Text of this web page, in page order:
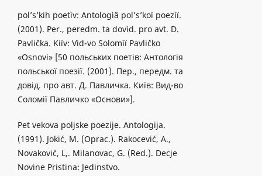
pol’s’kih poetìv: Antologìâ pol’s’koï poezìï.
(2001). Per., peredm. ta dovìd. pro avt. D.
Pavlička. Kiïv: Vid-vo Solomìï Pavličko
«Osnovi» [50 польських поетів: Антологія
польської поезії. (2001). Пер., передм. та
довід. про авт. Д. Павличка. Київ: Вид-во
Соломії Павличко «Основи»].
Pet vekova poljske poezije. Antologija.
(1991). Jokić, M. (Oprac.). Rakocević, A.,
Novaković, L,. Milanovac, G. (Red.). Decje
Novine Pristina: Jedinstvo.